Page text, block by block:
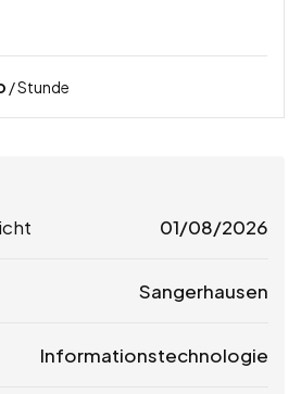
/ Stunde
01/08/2026
Sangerhausen
Informationstechnologie